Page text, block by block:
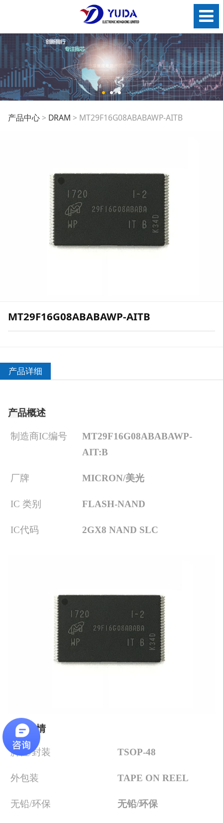
产品中心> DRAM > MT29F16G08ABABAWP-AITB
MT29F16G08ABABAWP-AITB
产品详细
产品概述
制造商IC编号
MT29F16G08ABABAWP-
AIT:B
厂牌 MICRON/美光
IC 类别 FLASH-NAND
IC代码 2GX8 NAND SLC
产品详情
脚位/封装 TSOP-48
外包装 TAPE ON REEL
无铅/环保 无铅/环保